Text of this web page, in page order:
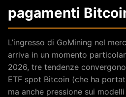
pagamenti
L’ingresso di GoMining nel
arriva in un momento
2026, tre tendenze
ETF spot Bitcoin (che ha
ma anche pressione sui